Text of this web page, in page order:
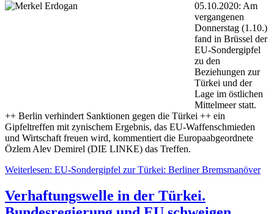
05.10.2020: Am
vergangenen
Donnerstag (1.10.)
fand in Brüssel der
EU-Sondergipfel
zu den
Beziehungen zur
Türkei und der
Lage im östlichen
Mittelmeer statt.
++ Berlin verhindert Sanktionen gegen die Türkei ++ ein
Gipfeltreffen mit zynischem Ergebnis, das EU-Waffenschmieden
und Wirtschaft freuen wird, kommentiert die Europaabgeordnete
Özlem Alev Demirel (DIE LINKE) das Treffen.
Weiterlesen: EU-Sondergipfel zur Türkei: Berliner Bremsmanöver
Verhaftungswelle in der Türkei.